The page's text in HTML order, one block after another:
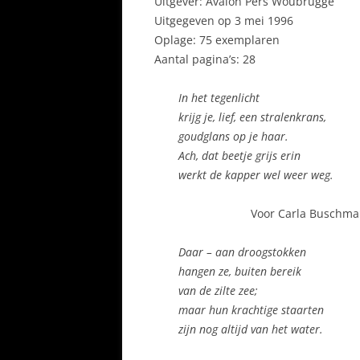
Uitgegeven op 3 mei 1996
Oplage: 75 exemplaren
Aantal pagina’s: 28
In het tegenlicht
krijg je, lief, een stralenkrans,
goudglans op je haar.
Ach, dat beetje grijs erin
werkt de kapper wel weer weg.
Voor Carla
Daar – aan droogstokken
hangen ze, buiten bereik
van de zilte zee;
maar hun krachtige staarten
zijn nog altijd van het water.